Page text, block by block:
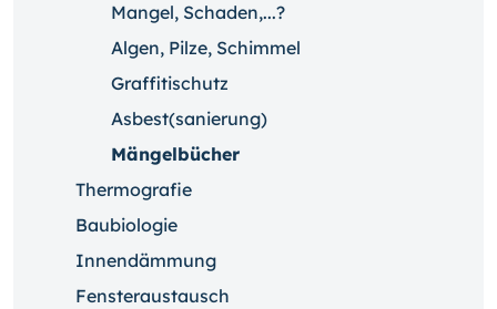
Mangel, Schaden,...?
Algen, Pilze, Schimmel
Graffitischutz
Asbest(sanierung)
Mängelbücher
Thermografie
Baubiologie
Innendämmung
Fensteraustausch